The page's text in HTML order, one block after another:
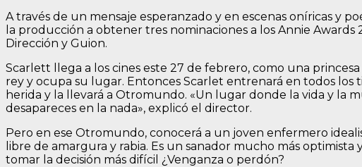
A través de un mensaje esperanzado y en escenas oníricas y
la producción a obtener tres nominaciones a los Annie
Dirección y Guion.
Scarlett llega a los cines este 27 de febrero, como una
rey y ocupa su lugar. Entonces Scarlet entrenará en todos
herida y la llevará a Otromundo. «Un lugar donde la vida y la
desapareces en la nada», explicó el director.
Pero en ese Otromundo, conocerá a un joven enfermero
libre de amargura y rabia. Es un sanador mucho más
tomar la decisión más difícil ¿Venganza o perdón?